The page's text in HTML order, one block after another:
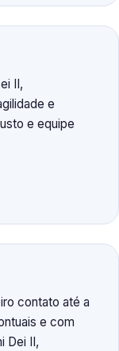
II,
e
e equipe
contato até a
e com
Dei II,